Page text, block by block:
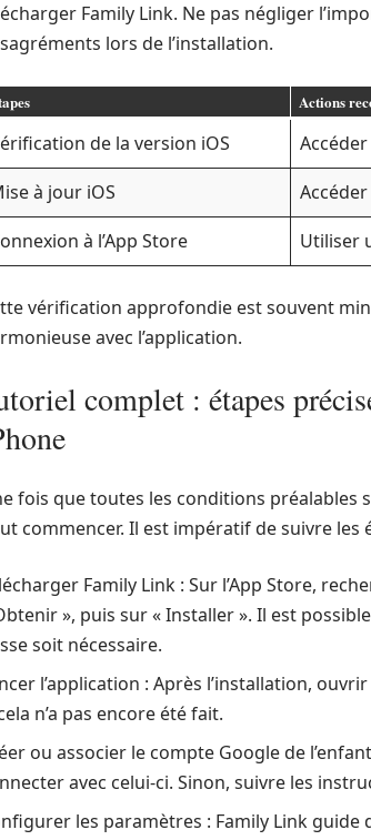
Family Link. Ne pas négliger
lors de l’installation.
Actions
de la version iOS
à jour iOS
à l’App Store
Utiliser
vérification approfondie est souvent
avec l’application.
complet : étapes
fois que toutes les conditions préalables
commencer. Il est impératif de suivre
Family Link : Sur l’App Store,
», puis sur « Installer ». Il est
soit nécessaire.
l’application : Après l’installation,
n’a pas encore été fait.
ou associer le compte Google de
avec celui-ci. Sinon, suivre les
les paramètres : Family Link